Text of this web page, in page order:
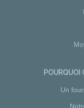
POURQUOI
Un